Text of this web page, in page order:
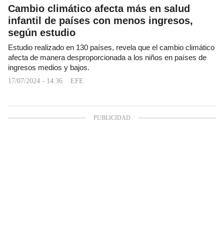
Cambio climático afecta más en salud
infantil de países con menos ingresos,
según estudio
Estudio realizado en 130 países, revela que el cambio climático
afecta de manera desproporcionada a los niños en países de
ingresos medios y bajos.
17/07/2024 - 14:36 EFE